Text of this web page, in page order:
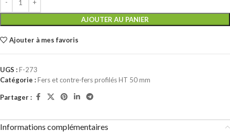
AJOUTER AU PANIER
Ajouter à mes favoris
UGS :F-273
Catégorie :Fers et contre-fers profilés HT 50 mm
Partager :
Informations complémentaires